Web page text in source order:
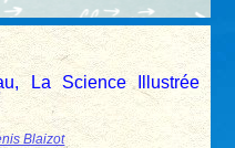
La Science Illustrée
Blaizot